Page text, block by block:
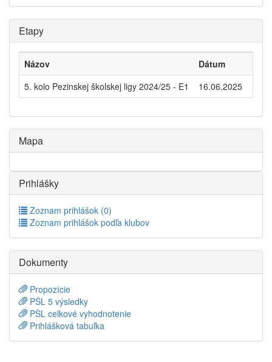
Etapy
Názov Dátum
5. kolo Pezinskej školskej ligy 2024/25 - E1
16.06.2025
Mapa
Prihlášky
Zoznam prihlášok (0)
Zoznam prihlášok podľa klubov
Dokumenty
Propozície
PŠL 5 výsledky
PŠL celkové vyhodnotenie
Prihlášková tabuľka